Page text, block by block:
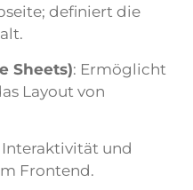
definiert die
Sheets): Ermöglicht
Layout von
Interaktivität und
Frontend.